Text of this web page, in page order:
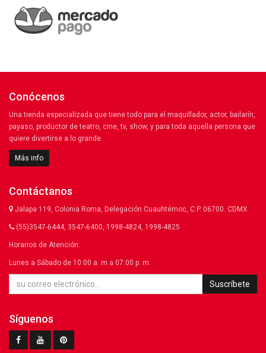
Conócenos
Una tienda especializada que tiene todo para el maquillador, actor, bailarín,
payaso, productor de teatro, cine, tv, show, y para toda aquella persona que
quiere divertirse a lo grande.
Más info
Contáctanos
Jalapa 119, Colonia Roma, Delegación Cuauhtémoc, C.P. 06700. CDMX
(55)3547-6444, 3547-6400, 1998-4824, 1998-4825
Horarios de Atención:
Lunes a Sábado de 10:00 a. m a 07:00 p. m.
Suscríbete
Síguenos